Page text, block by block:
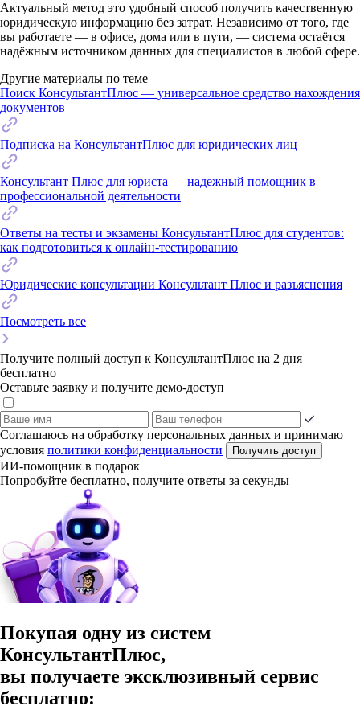
Актуальный метод это удобный способ получить качественную
юридическую информацию без затрат. Независимо от того, где
вы работаете — в офисе, дома или в пути, — система остаётся
надёжным источником данных для специалистов в любой сфере.
Другие материалы по теме
Поиск КонсультантПлюс — универсальное средство нахождения
документов
Подписка на КонсультантПлюс для юридических лиц
Консультант Плюс для юриста — надежный помощник в
профессиональной деятельности
Ответы на тесты и экзамены КонсультантПлюс для студентов:
как подготовиться к онлайн-тестированию
Юридические консультации Консультант Плюс и разъяснения
Посмотреть все
Получите полный доступ к КонсультантПлюс на 2 дня
бесплатно
Оставьте заявку и получите демо-доступ
Соглашаюсь на обработку персональных данных и принимаю
условия политики конфиденциальности Получить доступ
ИИ-помощник в подарок
Попробуйте бесплатно, получите ответы за секунды
Покупая одну из систем
КонсультантПлюс,
вы получаете эксклюзивный сервис
бесплатно: